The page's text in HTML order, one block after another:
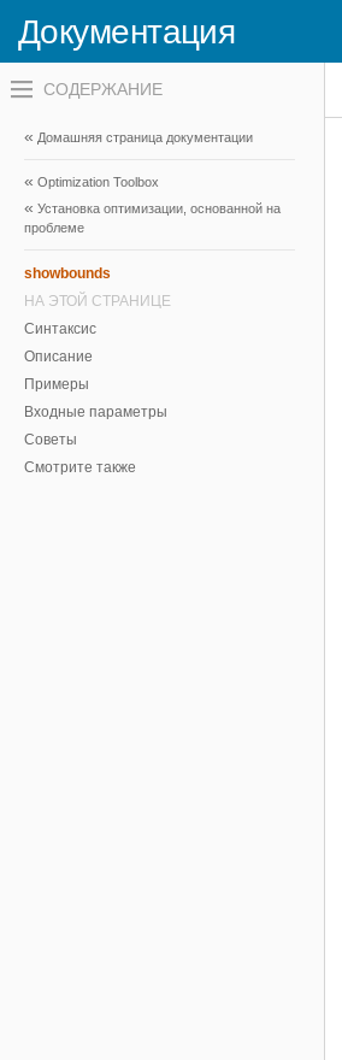
Документация
Переключатель
навигационного
вне
холста
навигационного
меню
вне
холста
Домашняя страница документации
Optimization Toolbox
Установка оптимизации, основанной на
проблеме
showbounds
НА ЭТОЙ СТРАНИЦЕ
Синтаксис
Описание
Примеры
Входные параметры
Советы
Смотрите также